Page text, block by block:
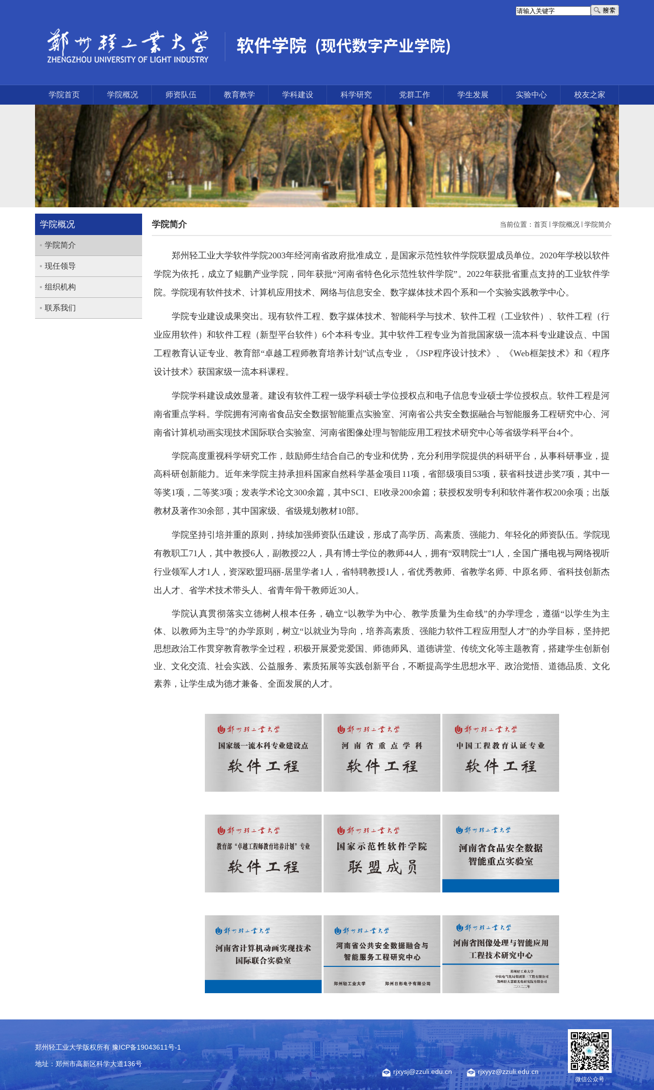
学院首页 学院概况 师资队伍 教育教学 学科建设 科学研究 党群工作 学生发展 实验中心 校友之家
学院概况
学院简介
现任领导
组织机构
联系我们
学院简介 当前位置： 首页 学院概况 学院简介
郑州轻工业大学软件学院2003年经河南省政府批准成立，是国家示范性软件学院联盟成员单位。 2020年学校以软件
学院为依托，成立了鲲鹏产业学院，同年获批“河南省特色化示范性软件学院”。2022年获批省重点支持的工业软件学
院。学院现有软件技术、计算机应用技术、网络与信息安全、数字媒体技术四个系和一个实验实践教学中心。
学院专业建设成果突出。现有软件工程、数字媒体技术、智能科学与技术、软件工程（工业软件）、软件工程（行
业应用软件）和软件工程（新型平台软件） 6个本科专业。其中软件工程专业为首批国家级一流本科专业建设点、中国
工程教育认证专业、教育部“卓越工程师教育培养计划”试点专业，《JSP程序设计技术》、《Web框架技术》和《程序
设计技术》获国家级一流本科课程。
学院学科建设成效显著。建设有软件工程一级学科硕士学位授权点和电子信息专业硕士学位授权点。软件工程是河
南省重点学科。学院拥有河南省食品安全数据智能重点实验室、河南省公共安全数据融合与智能服务工程研究中心、河
南省计算机动画实现技术国际联合实验室、河南省图像处理与智能应用工程技术研究中心等省级学科平台4个。
学院高度重视科学研究工作，鼓励师生结合自己的专业和优势，充分利用学院提供的科研平台，从事科研事业，提
高科研创新能力。 近年来学院主持承担科国家自然科学基金项目 11项，省部级项目 53项，获省科技进步奖7项，其中一
等奖1项，二等奖3项；发表学术论文300余篇，其中SCI、 EI收录200余篇；获授权发明专利和软件著作权200余项；出版
教材及著作30余部，其中国家级、省级规划教材10部。
学院坚持引培并重的原则，持续加强师资队伍建设，形成了高学历、高素质、强能力、年轻化的师资队伍。学院现
有教职工71 人，其中教授6人，副教授22 人，具有博士学位的教师44人，拥有“双聘院士”1 人，全国广播电视与网络视听
行业领军人才1 人，资深欧盟玛丽-居里学者1 人，省特聘教授1 人，省优秀教师、省教学名师、中原名师、省科技创新杰
出人才、省学术技术带头人、省青年骨干教师近30人。
学院认真贯彻落实立德树人根本任务，确立“以教学为中心、教学质量为生命线”的办学理念，遵循“以学生为主
体、以教师为主导”的办学原则，树立“以就业为导向，培养高素质、强能力软件工程应用型人才”的办学目标，坚持把
思想政治工作贯穿教育教学全过程，积极开展爱党爱国、师德师风、道德讲堂、传统文化等主题教育，搭建学生创新创
业、文化交流、社会实践、公益服务、素质拓展等实践创新平台，不断提高学生思想水平、政治觉悟、道德品质、文化
素养，让学生成为德才兼备、全面发展的人才。
郑州轻工业大学版权所有 豫ICP备19043611号-1
地址：郑州市高新区科学大道136号
微信公众号
rjxyyz@zzuli.edu.cn
rjxysj@zzuli.edu.cn